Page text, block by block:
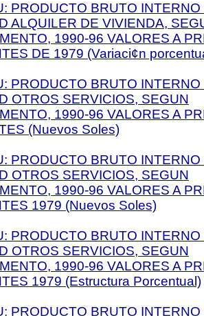
PRODUCTO BRUTO INTERNO
ALQUILER DE VIVIENDA,
1990-96 VALORES A
DE 1979 (Variaci¢n
PRODUCTO BRUTO INTERNO
OTROS SERVICIOS, SEGUN
1990-96 VALORES A
(Nuevos Soles)
PRODUCTO BRUTO INTERNO
OTROS SERVICIOS, SEGUN
1990-96 VALORES A
1979 (Nuevos Soles)
PRODUCTO BRUTO INTERNO
OTROS SERVICIOS, SEGUN
1990-96 VALORES A
1979 (Estructura Porcentual)
PRODUCTO BRUTO INTERNO